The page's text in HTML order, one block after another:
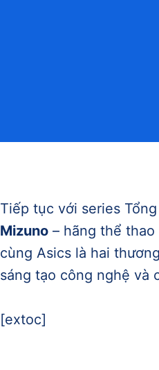
Tiếp tục với series
Mizuno – hãng thể
cùng Asics là hai
sáng tạo công nghệ và
[extoc]